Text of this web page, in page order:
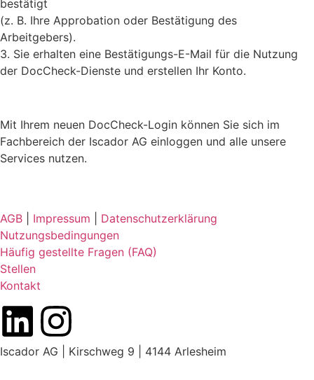
bestätigt
(z. B. Ihre Approbation oder Bestätigung des
Arbeitgebers).
3. Sie erhalten eine Bestätigungs-E-Mail für die Nutzung
der DocCheck-Dienste und erstellen Ihr Konto.
Mit Ihrem neuen DocCheck-Login können Sie sich im
Fachbereich der Iscador AG einloggen und alle unsere
Services nutzen.
AGB Impressum
Datenschutzerklärung
Nutzungsbedingungen
Häufig gestellte Fragen (FAQ)
Stellen
Kontakt
Iscador AG | Kirschweg 9 | 4144 Arlesheim